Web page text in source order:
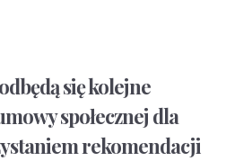
się kolejne
społecznej dla
rekomendacji